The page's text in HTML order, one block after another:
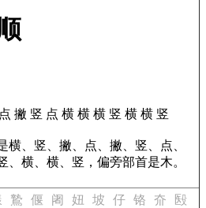
撇 竖 点 横 横 横 竖 横 横 竖
横、竖、撇、点、撇、竖、点、
、横、横、竖，偏旁部首是木。
鷙 偃 阇 妞 坡 仔 铬 夼
殹